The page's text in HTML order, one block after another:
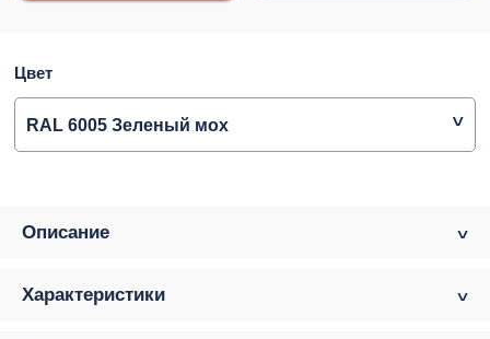
Цвет
RAL 6005 Зеленый мох
Описание
Характеристики